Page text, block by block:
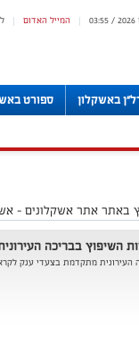
| המייל האדום |
באשקלון ספורט
באתר אתר אשקלונים -
השיפוץ בבריכה
העירונית מתקדמת בצעדי ענק